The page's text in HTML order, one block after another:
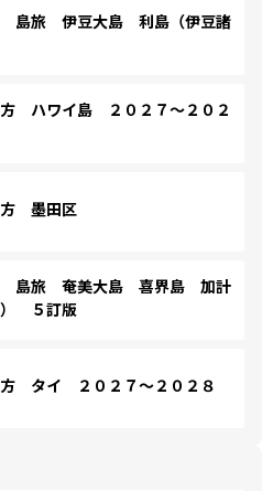
島旅 伊豆大島 利島（伊豆諸
ハワイ島 ２０２７～２０２
墨田区
島旅 奄美大島 喜界島 加計
） ５訂版
タイ ２０２７～２０２８